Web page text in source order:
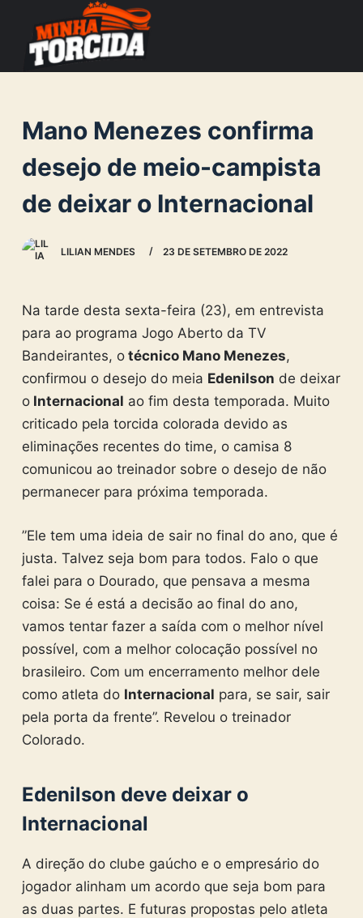
o
n
e
Mano Menezes confirma
desejo de meio-campista
de deixar o Internacional
LILIAN MENDES 23 DE SETEMBRO DE 2022
Na tarde desta sexta-feira (23), em entrevista
para ao programa Jogo Aberto da TV
Bandeirantes, otécnico Mano Menezes,
confirmou o desejo do meia Edenilson de deixar
oInternacional ao fim desta temporada. Muito
criticado pela torcida colorada devido as
eliminações recentes do time, o camisa 8
comunicou ao treinador sobre o desejo de não
permanecer para próxima temporada.
”Ele tem uma ideia de sair no final do ano, que é
justa. Talvez seja bom para todos. Falo o que
falei para o Dourado, que pensava a mesma
coisa: Se é está a decisão ao final do ano,
vamos tentar fazer a saída com o melhor nível
possível, com a melhor colocação possível no
brasileiro. Com um encerramento melhor dele
como atleta do Internacional para, se sair, sair
pela porta da frente”. Revelou o treinador
Colorado.
Edenilson deve deixar o
Internacional
A direção do clube gaúcho e o empresário do
jogador alinham um acordo que seja bom para
as duas partes. E futuras propostas pelo atleta